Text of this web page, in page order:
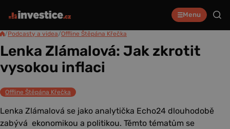
Menu
/Podcasty a videa/Offline Štěpána Křečka
Lenka Zlámalová: Jak zkrotit
vysokou inflaci
Offline Štěpána Křečka
Lenka Zlámalová se jako analytička Echo24 dlouhodobě
zabývá ekonomikou a politikou. Těmto tématům se